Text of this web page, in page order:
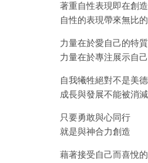
著重自性表現即在創
自性的表現帶來無比
力量在於愛自己的特質
力量在於專注展示自己
自我犧牲絕對不是美德
成長與發展不能被消減
只要勇敢與心同行
就是與神合力創造
藉著接受自己而喜悅